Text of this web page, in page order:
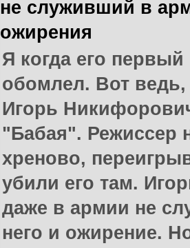
не служивший в
ожирения
Я когда его первый
обомлел. Вот
Игорь
"Бабая". Режиссер
хреново,
убили его там.
даже в армии не
него и ожирение.